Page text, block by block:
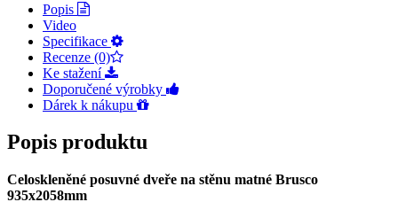
Popis
Video
Specifikace
Recenze (0)
Ke stažení
Doporučené výrobky
Dárek k nákupu
Popis produktu
Celoskleněné posuvné dveře na stěnu matné Brusco
935x2058mm